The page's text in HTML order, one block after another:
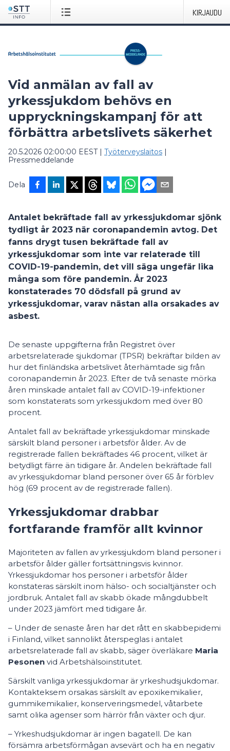
KIRJAUDU
Vid anmälan av fall av
yrkessjukdom behövs en
uppryckningskampanj för att
förbättra arbetslivets säkerhet
20.5.2026 02:00:00 EEST| Työterveyslaitos |
Pressmeddelande
Dela
Antalet bekräftade fall av yrkessjukdomar sjönk
tydligt år 2023 när coronapandemin avtog. Det
fanns drygt tusen bekräftade fall av
yrkessjukdomar som inte var relaterade till
COVID-19-pandemin, det vill säga ungefär lika
många som före pandemin. År 2023
konstaterades 70 dödsfall på grund av
yrkessjukdomar, varav nästan alla orsakades av
asbest.
De senaste uppgifterna från Registret över
arbetsrelaterade sjukdomar (TPSR) bekräftar bilden av
hur det finländska arbetslivet återhämtade sig från
coronapandemin år 2023. Efter de två senaste mörka
åren minskade antalet fall av COVID-19-infektioner
som konstaterats som yrkessjukdom med över 80
procent.
Antalet fall av bekräftade yrkessjukdomar minskade
särskilt bland personer i arbetsför ålder. Av de
registrerade fallen bekräftades 46 procent, vilket är
betydligt färre än tidigare år. Andelen bekräftade fall
av yrkessjukdomar bland personer över 65 år förblev
hög (69 procent av de registrerade fallen).
Yrkessjukdomar drabbar
fortfarande framför allt kvinnor
Majoriteten av fallen av yrkessjukdom bland personer i
arbetsför ålder gäller fortsättningsvis kvinnor.
Yrkessjukdomar hos personer i arbetsför ålder
konstateras särskilt inom hälso- och socialtjänster och
jordbruk. Antalet fall av skabb ökade mångdubbelt
under 2023 jämfört med tidigare år.
– Under de senaste åren har det rått en skabbepidemi
i Finland, vilket sannolikt återspeglas i antalet
arbetsrelaterade fall av skabb, säger överläkare Maria
Pesonen vid Arbetshälsoinstitutet.
Särskilt vanliga yrkessjukdomar är yrkeshudsjukdomar.
Kontakteksem orsakas särskilt av epoxikemikalier,
gummikemikalier, konserveringsmedel, våtarbete
samt olika agenser som härrör från växter och djur.
– Yrkeshudsjukdomar är ingen bagatell. De kan
försämra arbetsförmågan avsevärt och ha en negativ